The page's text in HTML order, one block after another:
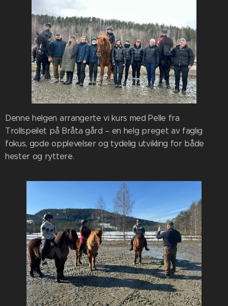
Denne helgen arrangerte vi kurs med Pelle fra
Trollspeilet på Bråta gård – en helg preget av faglig
fokus, gode opplevelser og tydelig utvikling for både
hester og ryttere.